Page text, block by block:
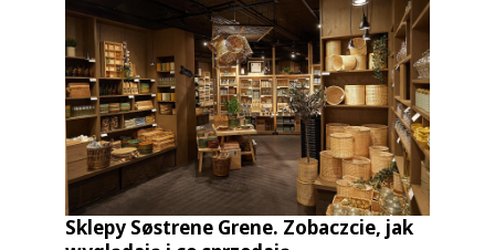
Sklepy Søstrene Grene. Zobaczcie, jak